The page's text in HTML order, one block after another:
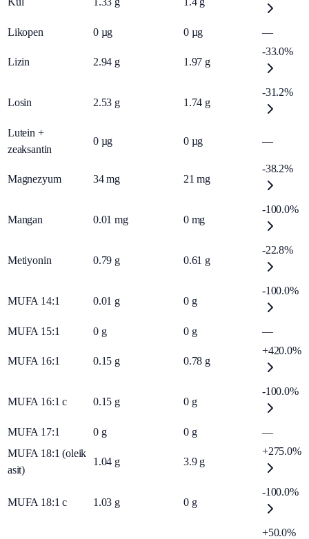
Likopen 0 µg 0 µg —
Lizin 2.94 g 1.97 g
-33.0%
Losin 2.53 g 1.74 g
-31.2%
Lutein +
zeaksantin
0 µg 0 µg —
Magnezyum 34 mg 21 mg
-38.2%
Mangan 0.01 mg 0 mg
-100.0%
Metiyonin 0.79 g 0.61 g
-22.8%
MUFA 14:1 0.01 g 0 g
-100.0%
MUFA 15:1 0 g 0 g —
MUFA 16:1 0.15 g 0.78 g
+420.0%
MUFA 16:1 c 0.15 g 0 g
-100.0%
MUFA 17:1 0 g 0 g
—
MUFA 18:1 (oleik
asit)
1.04 g 3.9 g
+275.0%
MUFA 18:1 c 1.03 g 0 g
-100.0%
+50.0%